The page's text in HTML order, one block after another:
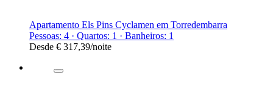
Apartamento Els Pins Cyclamen em Torredembarra
Pessoas: 4 · Quartos: 1 · Banheiros: 1
Desde € 317,39/noite